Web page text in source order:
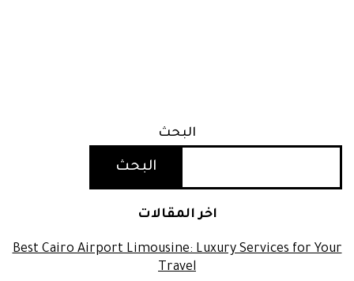
البحث
البحث
اخر المقالات
Best Cairo Airport Limousine: Luxury Services for Your
Travel